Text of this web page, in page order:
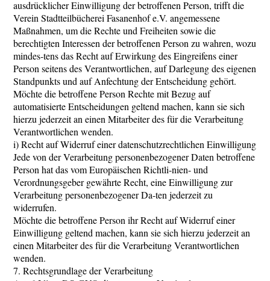
ausdrücklicher Einwilligung der betroffenen Person, trifft die
Verein Stadtteilbücherei Fasanenhof e.V. angemessene
Maßnahmen, um die Rechte und Freiheiten sowie die
berechtigten Interessen der betroffenen Person zu wahren, wozu
mindes-tens das Recht auf Erwirkung des Eingreifens einer
Person seitens des Verantwortlichen, auf Darlegung des eigenen
Standpunkts und auf Anfechtung der Entscheidung gehört.
Möchte die betroffene Person Rechte mit Bezug auf
automatisierte Entscheidungen geltend machen, kann sie sich
hierzu jederzeit an einen Mitarbeiter des für die Verarbeitung
Verantwortlichen wenden.
i) Recht auf Widerruf einer datenschutzrechtlichen Einwilligung
Jede von der Verarbeitung personenbezogener Daten betroffene
Person hat das vom Europäischen Richtli-nien- und
Verordnungsgeber gewährte Recht, eine Einwilligung zur
Verarbeitung personenbezogener Da-ten jederzeit zu
widerrufen.
Möchte die betroffene Person ihr Recht auf Widerruf einer
Einwilligung geltend machen, kann sie sich hierzu jederzeit an
einen Mitarbeiter des für die Verarbeitung Verantwortlichen
wenden.
7. Rechtsgrundlage der Verarbeitung